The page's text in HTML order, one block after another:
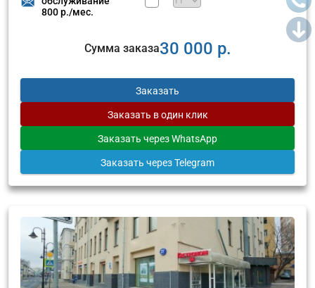
800 р./мес.
Сумма заказа30 000 р.
Заказать
Заказать в один клик
Заказать через WhatsApp
Заказать через Telegram